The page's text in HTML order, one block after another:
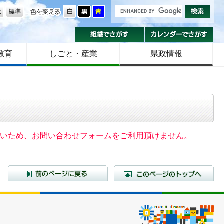
色を変える
大きさ
組織でさがす
育 しごと・産業 県政情報
ため、お問い合わせフォームをご利用頂けません。
前のページに戻る